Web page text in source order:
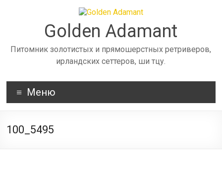
Golden Adamant
Питомник золотистых и прямошерстных ретриверов,
ирландских сеттеров, ши тцу.
Меню
100_5495